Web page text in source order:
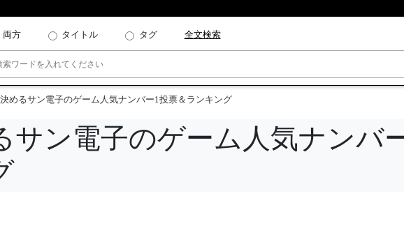
両方 タイトル タグ 全文検索
めるサン電子のゲーム人気ナンバー1投票＆ランキング
サン電子のゲーム人気ナンバ